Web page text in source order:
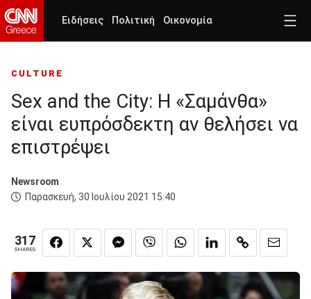
Ειδήσεις Πολιτική Οικονομία
CULTURE
Sex and the City: Η «Σαμάνθα»
είναι ευπρόσδεκτη αν θελήσει να
επιστρέψει
Newsroom
Παρασκευή, 30 Ιουλίου 2021 15:40
317
SHARES